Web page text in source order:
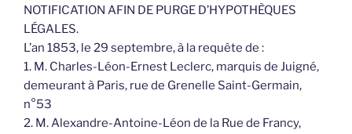
NOTIFICATION AFIN DE PURGE D’HYPOTHÈQUES
LÉGALES.
L’an 1853, le 29 septembre, à la requête de :
1. M. Charles-Léon-Ernest Leclerc, marquis de Juigné,
demeurant à Paris, rue de Grenelle Saint-Germain,
n°53
2. M. Alexandre-Antoine-Léon de la Rue de Francy,